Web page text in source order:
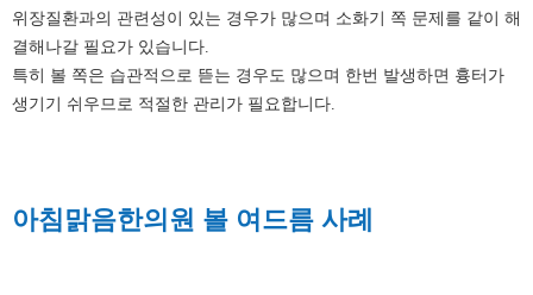
위장질환과의 관련성이 있는 경우가 많으며 소화기 쪽 문제를 같이 해
결해나갈 필요가 있습니다.
특히 볼 쪽은 습관적으로 뜯는 경우도 많으며 한번 발생하면 흉터가
생기기 쉬우므로 적절한 관리가 필요합니다.
아침맑음한의원 볼 여드름 사례